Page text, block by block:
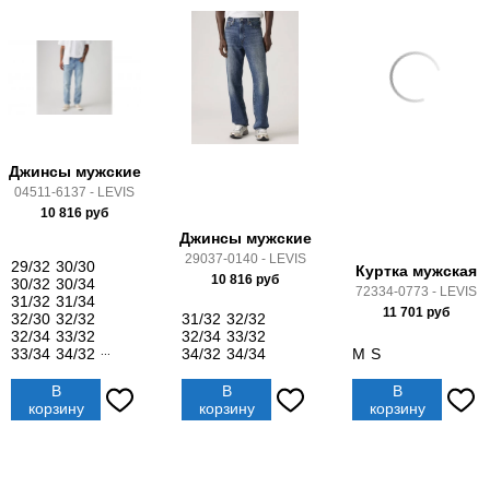
Джинсы мужские
04511-6137 - LEVIS
10 816 руб
29/32 30/30
30/32 30/34
31/32 31/34
32/30 32/32
32/34 33/32
33/34 34/32
В
корзину
Джинсы мужские
29037-0140 - LEVIS
10 816 руб
31/32 32/32
32/34 33/32
34/32 34/34
В
корзину
Куртка мужская
72334-0773 - LEVIS
11 701руб
M S
В
корзину